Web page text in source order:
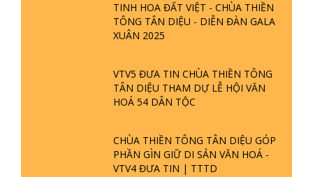
TINH HOA ĐẤT VIỆT - CHÙA THIỀN
TÔNG TÂN DIỆU - DIỄN ĐÀN GALA
XUÂN 2025
VTV5 ĐƯA TIN CHÙA THIỀN TÔNG
TÂN DIỆU THAM DỰ LỄ HỘI VĂN
HOÁ 54 DÂN TỘC
CHÙA THIỀN TÔNG TÂN DIỆU GÓP
PHẦN GÌN GIỮ DI SẢN VĂN HOÁ -
VTV4 ĐƯA TIN | TTTD